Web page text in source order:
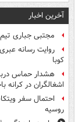
آخرین اخبار
مجتبی جباری
روایت رسانه
کوبا
هشدار حماس
اشغالگران در کرانه
احتمال سفر
روسیه